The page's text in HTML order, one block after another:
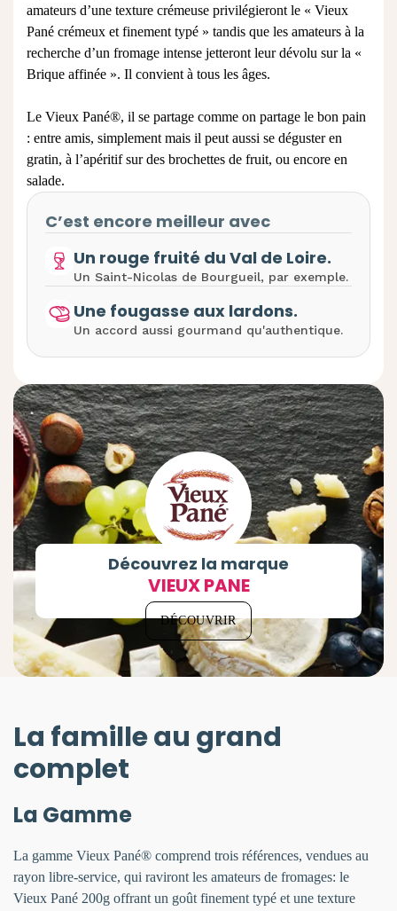
amateurs d’une texture crémeuse privilégieront le « Vieux
Pané crémeux et finement typé » tandis que les amateurs à la
recherche d’un fromage intense jetteront leur dévolu sur la «
Brique affinée ». Il convient à tous les âges.
Le Vieux Pané®, il se partage comme on partage le bon pain
: entre amis, simplement mais il peut aussi se déguster en
gratin, à l’apéritif sur des brochettes de fruit, ou encore en
salade.
C’est encore meilleur avec
Un rouge fruité du Val de Loire.
Un Saint-Nicolas de Bourgueil, par exemple.
Une fougasse aux lardons.
Un accord aussi gourmand qu'authentique.
Découvrez la marque
VIEUX PANE
DÉCOUVRIR
La famille au grand
complet
La Gamme
La gamme Vieux Pané® comprend trois références, vendues au
rayon libre-service, qui raviront les amateurs de fromages: le
Vieux Pané 200g offrant un goût finement typé et une texture